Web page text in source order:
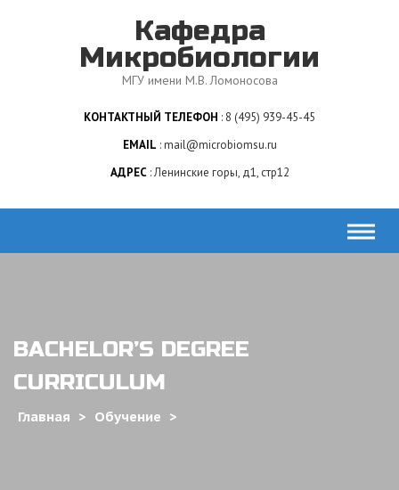
Кафедра
Микробиологии
МГУ имени М.В. Ломоносова
КОНТАКТНЫЙ ТЕЛЕФОН 8 (495) 939-45-45
EMAIL mail@microbiomsu.ru
АДРЕС Ленинские горы, д1, стр12
BACHELOR’S DEGREE
CURRICULUM
Главная > Обучение >